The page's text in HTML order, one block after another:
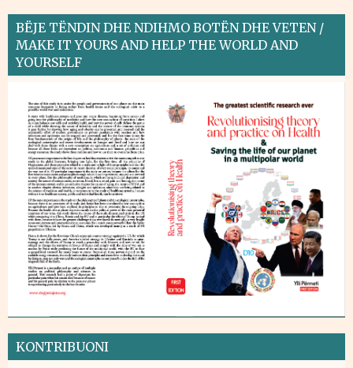
BËJE TËNDIN DHE NDIHMO BOTËN DHE VETEN /
MAKE IT YOURS AND HELP THE WORLD AND
YOURSELF
KONTRIBUONI